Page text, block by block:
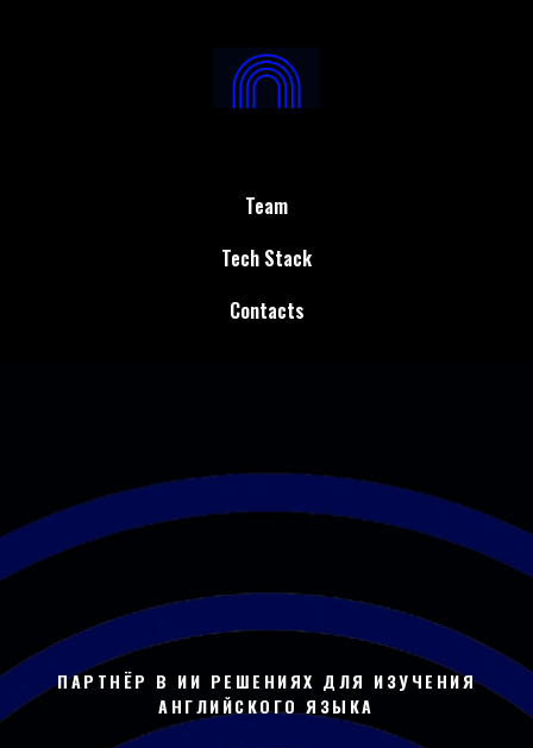
Team
Tech Stack
Contacts
ПАРТНЁР В ИИ РЕШЕНИЯХ ДЛЯ ИЗУЧЕНИЯ
АНГЛИЙСКОГО ЯЗЫКА